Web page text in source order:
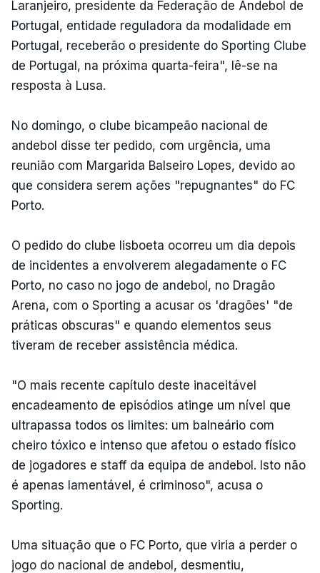
Laranjeiro, presidente da Federação de Andebol de
Portugal, entidade reguladora da modalidade em
Portugal, receberão o presidente do Sporting Clube
de Portugal, na próxima quarta-feira", lê-se na
resposta à Lusa.
No domingo, o clube bicampeão nacional de
andebol disse ter pedido, com urgência, uma
reunião com Margarida Balseiro Lopes, devido ao
que considera serem ações "repugnantes" do FC
Porto.
O pedido do clube lisboeta ocorreu um dia depois
de incidentes a envolverem alegadamente o FC
Porto, no caso no jogo de andebol, no Dragão
Arena, com o Sporting a acusar os 'dragões' "de
práticas obscuras" e quando elementos seus
tiveram de receber assistência médica.
"O mais recente capítulo deste inaceitável
encadeamento de episódios atinge um nível que
ultrapassa todos os limites: um balneário com
cheiro tóxico e intenso que afetou o estado físico
de jogadores e staff da equipa de andebol. Isto não
é apenas lamentável, é criminoso", acusa o
Sporting.
Uma situação que o FC Porto, que viria a perder o
jogo do nacional de andebol, desmentiu,